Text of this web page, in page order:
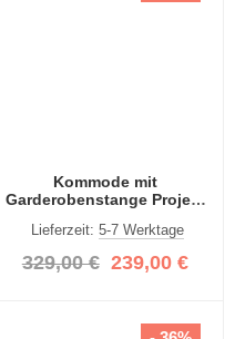
Kommode mit
Garderobenstange Projekt
Lieferzeit:5-7 Werktage
329,00 € 239,00 €